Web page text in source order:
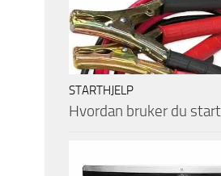
STARTHJELP
Hvordan bruker du